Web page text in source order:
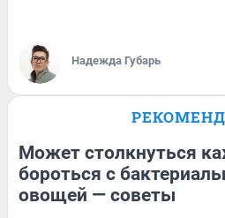
Надежда Губарь
Может столкнуться
бороться с
овощей — советы